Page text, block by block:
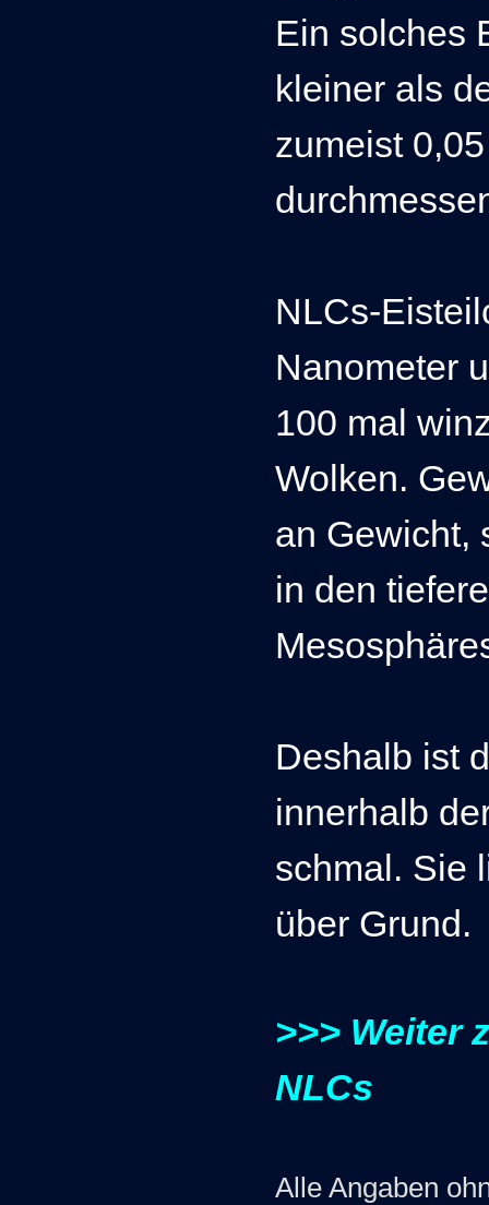
Ein solches
kleiner als
zumeist
NLCs-
Nanometer
100 mal
Wolken.
an Gewicht,
in den
Deshalb ist
innerhalb
schmal. Sie
über Grund.
>>> Weiter
NLCs
Alle Angaben